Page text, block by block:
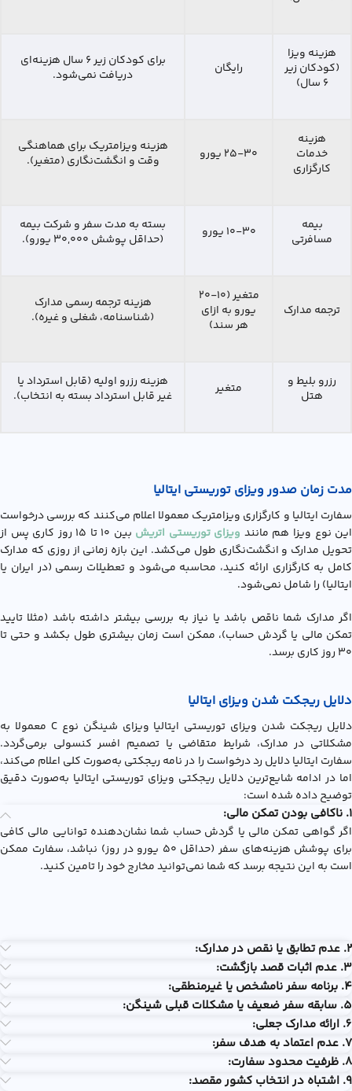
هزینه ویزا
(کودکان زیر
۶ سال)
رایگان
برای کودکان زیر ۶ سال هزینه‌ای
دریافت نمی‌شود.
هزینه
خدمات
کارگزاری
۲۵-۳۰ یورو
هزینه ویزامتریک برای هماهنگی
وقت و انگشت‌نگاری (متغیر).
بیمه
مسافرتی
۱۰-۳۰ یورو
بسته به مدت سفر و شرکت بیمه
(حداقل پوشش ۳۰,۰۰۰ یورو).
ترجمه مدارک
متغیر (۱۰-۲۰
یورو به ازای
هر سند)
هزینه ترجمه رسمی مدارک
(شناسنامه، شغلی و غیره).
رزرو بلیط و
هتل
متغیر
هزینه رزرو اولیه (قابل استرداد یا
غیر قابل استرداد بسته به انتخاب).
مدت زمان صدور ویزای توریستی ایتالیا
سفارت ایتالیا و کارگزاری ویزامتریک معمولا اعلام می‌کنند که بررسی درخواست
این نوع ویزا هم مانند ویزای توریستی اتریش
بین ۱۰ تا ۱۵ روز کاری پس از
تحویل مدارک و انگشت‌نگاری طول می‌کشد. این بازه زمانی از روزی که مدارک
کامل به کارگزاری ارائه کنید، محاسبه می‌شود و تعطیلات رسمی (در ایران یا
ایتالیا) را شامل نمی‌شود.
اگر مدارک شما ناقص باشد یا نیاز به بررسی بیشتر داشته باشد (مثلا تایید
تمکن مالی یا گردش حساب)، ممکن است زمان بیشتری طول بکشد و حتی تا
۳۰ روز کاری برسد.
دلایل ریجکت شدن ویزای ایتالیا
دلایل ریجکت شدن ویزای توریستی ایتالیا ویزای شینگن نوع C معمولا به
مشکلاتی در مدارک، شرایط متقاضی یا تصمیم افسر کنسولی برمی‌گردد.
سفارت ایتالیا دلایل رد درخواست را در نامه ریجکتی به‌صورت کلی اعلام می‌کند،
اما در ادامه شایع‌ترین دلایل ریجکتی ويزاي توريستي ايتاليا به‌صورت دقیق
توضیح داده شده است:
1. ناکافی بودن تمکن مالی:
اگر گواهی تمکن مالی یا گردش حساب شما نشان‌دهنده توانایی مالی کافی
برای پوشش هزینه‌های سفر (حداقل ۵۰ یورو در روز) نباشد، سفارت ممکن
است به این نتیجه برسد که شما نمی‌توانید مخارج خود را تامین کنید.
2. عدم تطابق یا نقص در مدارک:
3. عدم اثبات قصد بازگشت:
4. برنامه سفر نامشخص یا غیرمنطقی:
5. سابقه سفر ضعیف یا مشکلات قبلی شینگن:
6. ارائه مدارک جعلی:
7. عدم اعتماد به هدف سفر:
8. ظرفیت محدود سفارت:
9. اشتباه در انتخاب کشور مقصد: